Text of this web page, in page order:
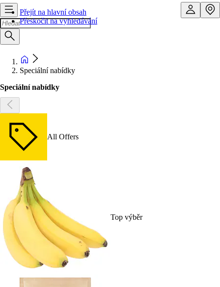
Přejít na hlavní obsah
Přeskočit na vyhledávání
Speciální nabídky
Speciální nabídky
All Offers
Top výběr